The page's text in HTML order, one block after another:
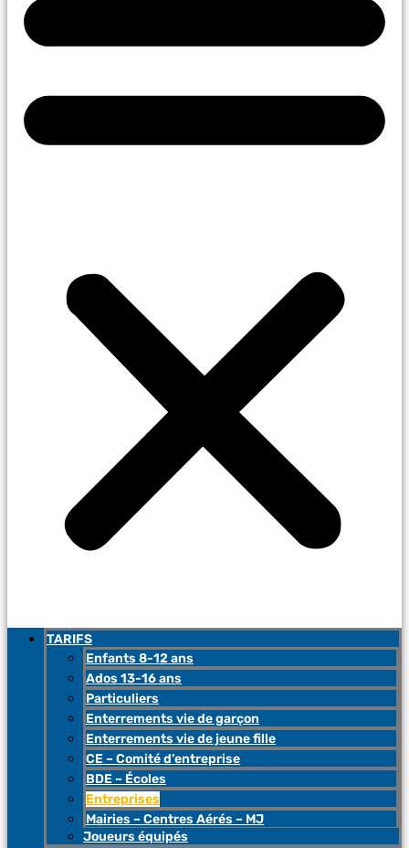
TARIFS
Enfants 8-12 ans
Ados 13-16 ans
Particuliers
Enterrements vie de garçon
Enterrements vie de jeune fille
CE – Comité d’entreprise
BDE – Écoles
Entreprises
Mairies – Centres Aérés – MJ
Joueurs équipés